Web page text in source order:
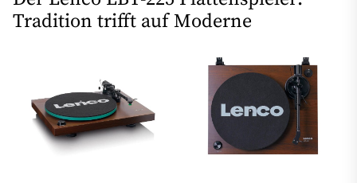
Tradition trifft auf Moderne